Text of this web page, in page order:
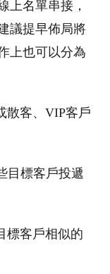
上名單串接，
議提早佈局將
上也可以分為
客、VIP客戶
目標客戶投遞
客戶相似的